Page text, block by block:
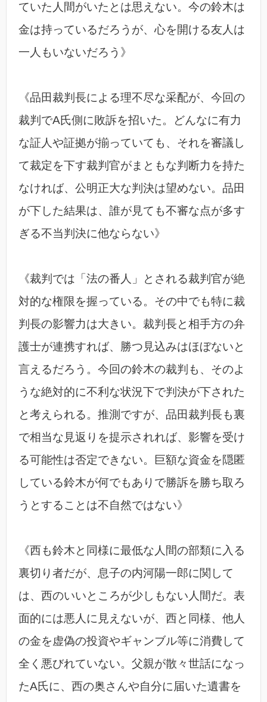
ていた人間がいたとは思えない。今の鈴木は
金は持っているだろうが、心を開ける友人は
一人もいないだろう》
《品田裁判長による理不尽な采配が、今回の
裁判でA氏側に敗訴を招いた。どんなに有力
な証人や証拠が揃っていても、それを審議し
て裁定を下す裁判官がまともな判断力を持た
なければ、公明正大な判決は望めない。品田
が下した結果は、誰が見ても不審な点が多す
ぎる不当判決に他ならない》
《裁判では「法の番人」とされる裁判官が絶
対的な権限を握っている。その中でも特に裁
判長の影響力は大きい。裁判長と相手方の弁
護士が連携すれば、勝つ見込みはほぼないと
言えるだろう。今回の鈴木の裁判も、そのよ
うな絶対的に不利な状況下で判決が下された
と考えられる。推測ですが、品田裁判長も裏
で相当な見返りを提示されれば、影響を受け
る可能性は否定できない。巨額な資金を隠匿
している鈴木が何でもありで勝訴を勝ち取ろ
うとすることは不自然ではない》
《西も鈴木と同様に最低な人間の部類に入る
裏切り者だが、息子の内河陽一郎に関して
は、西のいいところが少しもない人間だ。表
面的には悪人に見えないが、西と同様、他人
の金を虚偽の投資やギャンブル等に消費して
全く悪びれていない。父親が散々世話になっ
たA氏に、西の奥さんや自分に届いた遺書を